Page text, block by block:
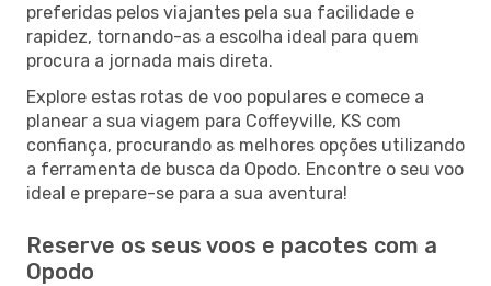
preferidas pelos viajantes pela sua facilidade e
rapidez, tornando-as a escolha ideal para quem
procura a jornada mais direta.
Explore estas rotas de voo populares e comece a
planear a sua viagem para Coffeyville, KS com
confiança, procurando as melhores opções utilizando
a ferramenta de busca da Opodo. Encontre o seu voo
ideal e prepare-se para a sua aventura!
Reserve os seus voos e pacotes com a
Opodo